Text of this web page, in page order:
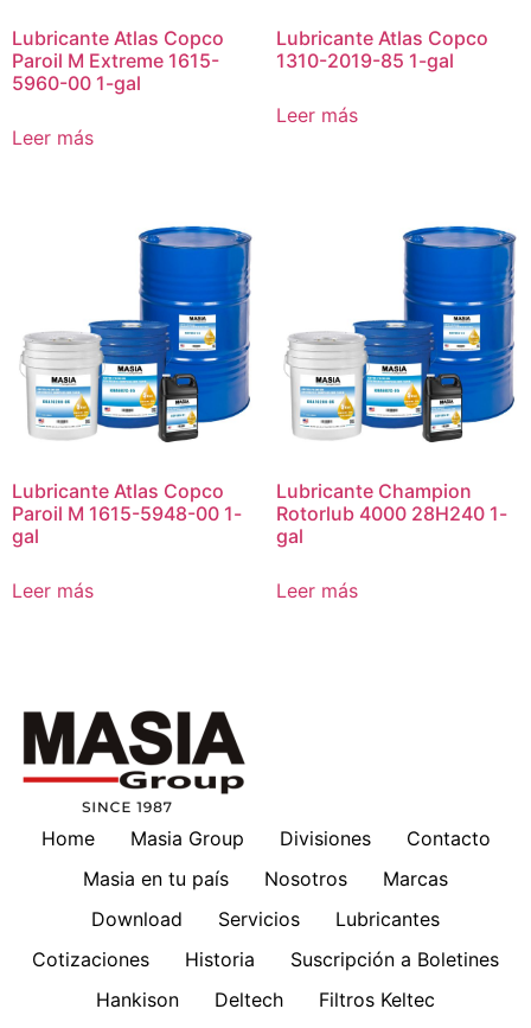
Lubricante Atlas Copco
Paroil M Extreme 1615-
5960-00 1-gal
Leer más
Lubricante Atlas Copco
1310-2019-85 1-gal
Leer más
Lubricante Atlas Copco
Paroil M 1615-5948-00 1-
gal
Leer más
Lubricante Champion
Rotorlub 4000 28H240 1-
gal
Leer más
Home Masia Group Divisiones
Contacto
Masia en tu país
Nosotros
Marcas
Download
Servicios
Lubricantes
Cotizaciones
Historia
Suscripción a Boletines
Hankison
Deltech
Filtros Keltec